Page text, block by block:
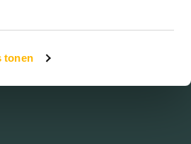
tonen